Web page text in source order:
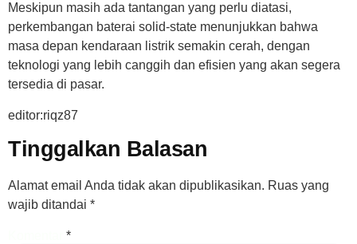
Meskipun masih ada tantangan yang perlu diatasi,
perkembangan baterai solid-state menunjukkan bahwa
masa depan kendaraan listrik semakin cerah, dengan
teknologi yang lebih canggih dan efisien yang akan segera
tersedia di pasar.
editor:riqz87
Tinggalkan Balasan
Alamat email Anda tidak akan dipublikasikan. Ruas yang
wajib ditandai *
*